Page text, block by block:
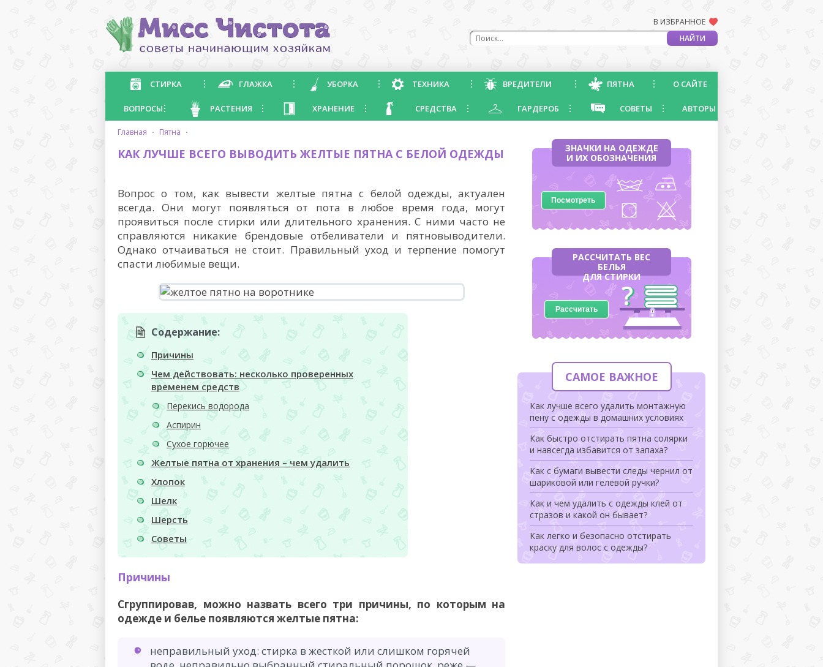
В ИЗБРАННОЕ
СТИРКА ГЛАЖКА УБОРКА ТЕХНИКА ВРЕДИТЕЛИ ПЯТНА О САЙТЕ
ВОПРОСЫ РАСТЕНИЯ ХРАНЕНИЕ СРЕДСТВА ГАРДЕРОБ СОВЕТЫ АВТОРЫ
главная · пятна ·
КАК ЛУЧШЕ ВСЕГО ВЫВОДИТЬ ЖЕЛТЫЕ ПЯТНА С БЕЛОЙ ОДЕЖДЫ
Вопрос о том, как вывести желтые пятна с белой одежды, актуален
всегда. Они могут появляться от пота в любое время года, могут
проявиться после стирки или длительного хранения. С ними часто не
справляются никакие брендовые отбеливатели и пятновыводители.
Однако отчаиваться не стоит. Правильный уход и терпение помогут
спасти любимые вещи.
Содержание:
Причины
Чем действовать: несколько проверенных
временем средств
Перекись водорода
Аспирин
Сухое горючее
Желтые пятна от хранения – чем удалить
Хлопок
Шелк
Шерсть
Советы
Причины
Сгруппировав, можно назвать всего три причины, по которым на
одежде и белье появляются желтые пятна:
неправильный уход: стирка в жесткой или слишком горячей
ЗНАЧКИ НА ОДЕЖДЕ
И ИХ ОБОЗНАЧЕНИЯ
Посмотреть
РАССЧИТАТЬ ВЕС
БЕЛЬЯ
ДЛЯ СТИРКИ
Рассчитать
САМОЕ ВАЖНОЕ
Как лучше всего удалить монтажную
пену с одежды в домашних условиях
Как быстро отстирать пятна солярки
и навсегда избавится от запаха?
Как с бумаги вывести следы чернил от
шариковой или гелевой ручки?
Как и чем удалить с одежды клей от
стразов и какой он бывает?
Как легко и безопасно отстирать
краску для волос с одежды?